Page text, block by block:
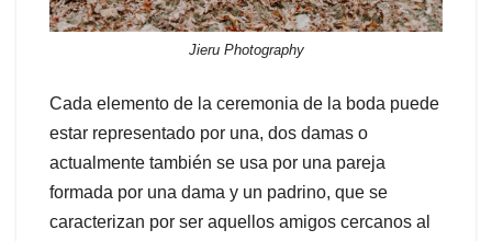
Jieru Photography
Cada elemento de la ceremonia de la boda puede
estar representado por una, dos damas o
actualmente también se usa por una pareja
formada por una dama y un padrino, que se
caracterizan por ser aquellos amigos cercanos al